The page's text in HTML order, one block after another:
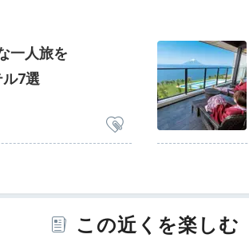
一人旅を
7選
この近くを楽しむ